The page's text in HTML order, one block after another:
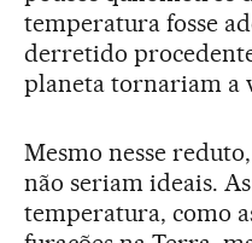
temperatura fosse
derretido
planeta tornariam a
Mesmo nesse
não seriam ideais.
temperatura, como